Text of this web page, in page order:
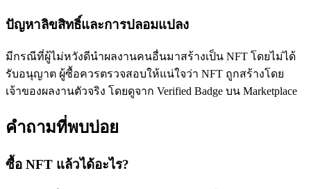
ปัญหาลิขสิทธิ์และการปลอมแปลง
มีกรณีที่ผู้ไม่หวังดีนำผลงานคนอื่นมาสร้างเป็น NFT โดยไม่ได้
รับอนุญาต ผู้ซื้อควรตรวจสอบให้แน่ใจว่า NFT ถูกสร้างโดย
เจ้าของผลงานตัวจริง โดยดูจาก Verified Badge บน Marketplace
คำถามที่พบบ่อย
ซื้อ NFT แล้วได้อะไร?